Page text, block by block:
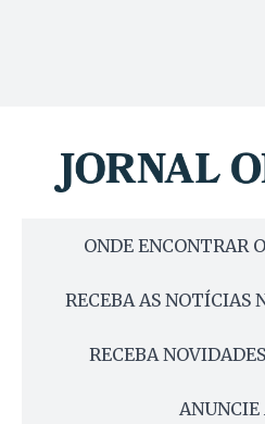
ONDE ENCONTRAR
RECEBA AS NOTÍCIAS
RECEBA
ANUNCIE